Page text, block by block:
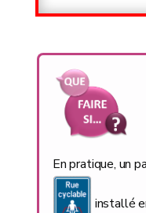
En pratique, un
installé